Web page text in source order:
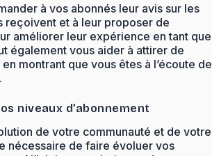
à vos abonnés leur avis sur les
reçoivent et à leur proposer de
améliorer leur expérience en tant que
également vous aider à attirer de
montrant que vous êtes à l’écoute de
niveaux d’abonnement
de votre communauté et de votre
nécessaire de faire évoluer vos